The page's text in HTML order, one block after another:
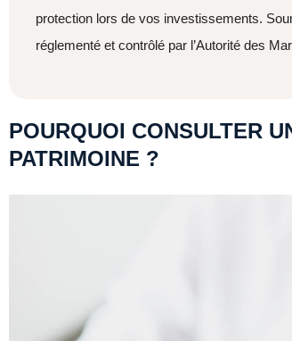
protection lors de vos investissements.
réglementé et contrôlé par l’Autorité des
POURQUOI CONSULTER
PATRIMOINE ?